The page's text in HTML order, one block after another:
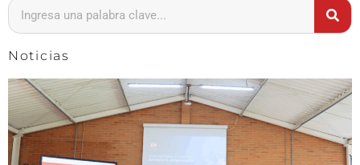
Extension y desarrollo
Noticias